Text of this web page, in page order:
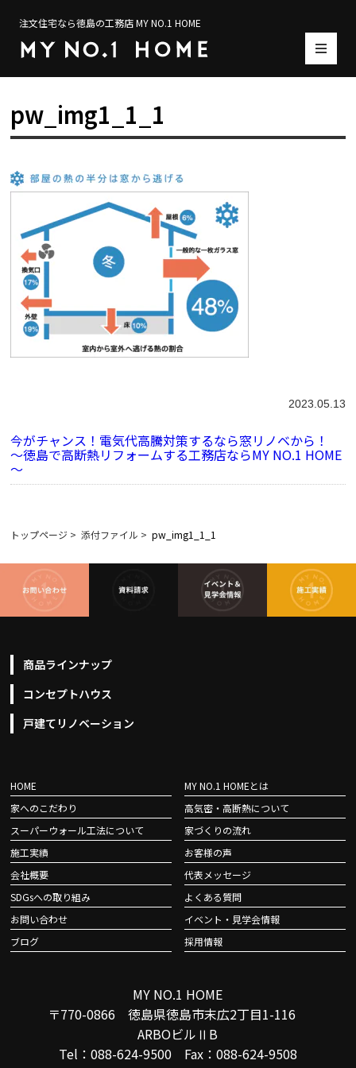
注文住宅なら徳島の工務店 MY NO.1 HOME
pw_img1_1_1
2023.05.13
今がチャンス！電気代高騰対策するなら窓リノベから！
～徳島で高断熱リフォームする工務店ならMY NO.1 HOME
～
トップページ > 添付ファイル > pw_img1_1_1
商品ラインナップ
コンセプトハウス
戸建てリノベーション
HOME
MY NO.1 HOMEとは
家へのこだわり
高気密・高断熱について
スーパーウォール工法について
家づくりの流れ
施工実績
お客様の声
会社概要
代表メッセージ
SDGsへの取り組み
よくある質問
お問い合わせ
イベント・見学会情報
ブログ
採用情報
MY NO.1 HOME
〒770-0866 徳島県徳島市末広2丁目1-116
ARBOビルⅡB
Tel：088-624-9500 Fax：088-624-9508